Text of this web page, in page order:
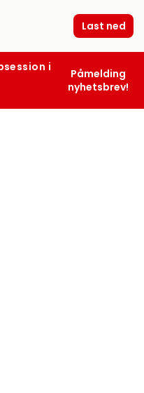
Last ned
i
Påmelding
nyhetsbrev!